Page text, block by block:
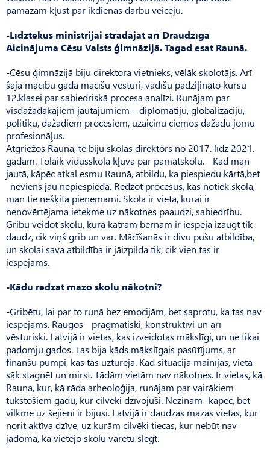
pamazām kļūst par ikdienas darbu veicēju.
-Līdztekus ministrijai strādājāt arī Draudzīgā
Aicinājuma Cēsu Valsts ģimnāzijā. Tagad esat Raunā.
-Cēsu ģimnāzijā biju direktora vietnieks, vēlāk skolotājs. Arī
šajā mācību gadā mācīšu vēsturi, vadīšu padziļināto kursu
12.klasei par sabiedriskā procesa analīzi. Ru­nājam par
visdažādākajiem jautājumiem – diplomātiju, globalizāciju,
politiku, dažādiem procesiem, uzaicinu ciemos dažādu jomu
profesionāļus.
Atgriežos Raunā, te biju skolas direktors no 2017. līdz 2021.
gadam. Tolaik vidusskola kļuva par pamatskolu. Kad man
jautā, kāpēc atkal esmu Raunā, atbildu, ka piespiedu kārtā,bet
neviens jau nepiespieda. Redzot procesus, kas notiek skolā,
man tie nešķita pieņemami. Skola ir vieta, kurai ir
nenovērtējama ietekme uz nākotnes paaudzi, sabiedrību.
Gribu veidot skolu, kurā katram bērnam ir iespēja izaugt tik
daudz, cik viņš grib un var. Mācīšanās ir divu pušu atbildība,
un skolai sava atbildība ir jāizpilda tik, cik vien tas ir
iespējams.
-Kādu redzat mazo skolu nākotni?
-Gribētu, lai par to runā bez emocijām, bet saprotu, ka tas nav
iespējams. Raugos pragmatiski, konstruktīvi un arī
vēsturiski. Latvijā ir vietas, kas izveidotas mākslīgi, un ne tikai
padomju gados. Tas bija kāds mākslīgais pasūtījums, ar
finanšu pumpi, kas tās uzturēja. Kad situācija mainījās, vieta
sāk stagnēt un mirst. Tādām vietām nav nākotnes. Ir vietas, kā
Rauna, kur, kā rāda arheoloģija, runājam par vairākiem
tūkstošiem gadu, kur cilvēki dzīvojuši. Nezinām- kāpēc, bet
vilkme uz šejieni ir bijusi. Latvijā ir daudzas mazas vietas, kur
norit aktīva dzīve, uz kurām cilvēki tiecas, kur nebūt nav
jādomā, ka vietējo skolu varētu slēgt.